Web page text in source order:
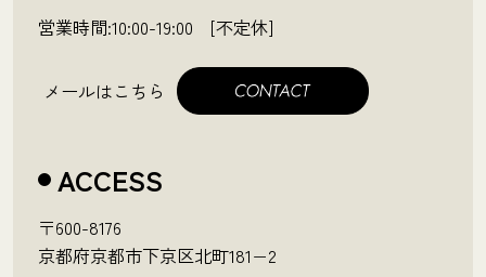
営業時間:10:00-19:00 [不定休]
メールはこちら
ACCESS
〒600-8176
京都府京都市下京区北町181−2